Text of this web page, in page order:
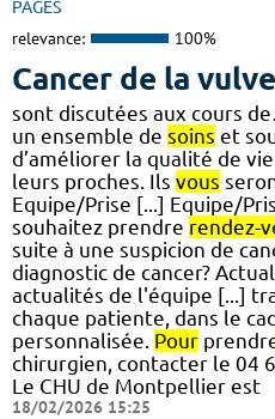
PAGES
relevance: 100%
Cancer de la vulve
sont discutées aux cours
un ensemble de soins et
d’améliorer la qualité de
leurs proches. Ils vous
Equipe/Prise [...] Equipe/
souhaitez prendre rendez-
suite à une suspicion de
diagnostic de cancer?
actualités de l'équipe [...]
chaque patiente, dans le
personnalisée. Pour
chirurgien, contacter le 04
Le CHU de Montpellier est
18/02/2026 15:25